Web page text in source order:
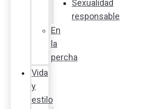
Sexualidad
responsable
En
la
percha
Vida
y
estilo